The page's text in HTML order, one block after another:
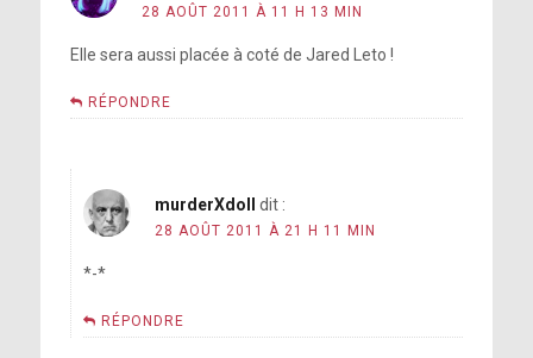
28 AOÛT 2011 À 11 H 13 MIN
Elle sera aussi placée à coté de Jared Leto !
RÉPONDRE
murderXdoll dit :
28 AOÛT 2011 À 21 H 11 MIN
*-*
RÉPONDRE